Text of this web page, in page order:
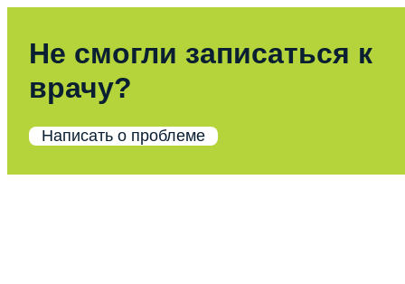
Не смогли записаться к
врачу?
Написать о проблеме